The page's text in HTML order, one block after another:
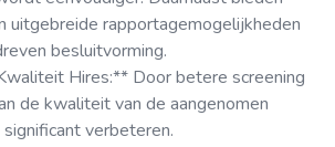
uitgebreide rapportagemogelijkheden
besluitvorming.
Hires:** Door betere screening
de kwaliteit van de aangenomen
verbeteren.